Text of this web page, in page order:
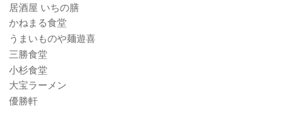
居酒屋 いちの膳
かねまる食堂
うまいものや麺遊喜
三勝食堂
小杉食堂
大宝ラーメン
優勝軒